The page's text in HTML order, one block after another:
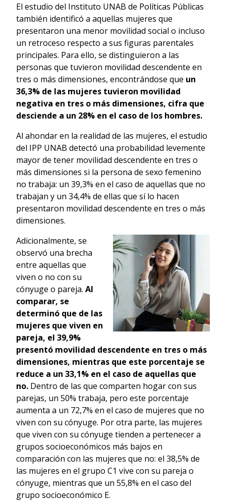
El estudio del Instituto UNAB de Políticas Públicas
también identificó a aquellas mujeres que
presentaron una menor movilidad social o incluso
un retroceso respecto a sus figuras parentales
principales. Para ello, se distinguieron a las
personas que tuvieron movilidad descendente en
tres o más dimensiones, encontrándose que un
36,3% de las mujeres tuvieron movilidad
negativa en tres o más dimensiones, cifra que
desciende a un 28% en el caso de los hombres.
Al ahondar en la realidad de las mujeres, el estudio
del IPP UNAB detectó una probabilidad levemente
mayor de tener movilidad descendente en tres o
más dimensiones si la persona de sexo femenino
no trabaja: un 39,3% en el caso de aquellas que no
trabajan y un 34,4% de ellas que sí lo hacen
presentaron movilidad descendente en tres o más
dimensiones.
Adicionalmente, se
observó una brecha
entre aquellas que
viven o no con su
cónyuge o pareja. Al
comparar, se
determinó que de las
mujeres que viven en
pareja, el 39,9%
presentó movilidad descendente en tres o más
dimensiones, mientras que este porcentaje se
reduce a un 33,1% en el caso de aquellas que
no. Dentro de las que comparten hogar con sus
parejas, un 50% trabaja, pero este porcentaje
aumenta a un 72,7% en el caso de mujeres que no
viven con su cónyuge. Por otra parte, las mujeres
que viven con su cónyuge tienden a pertenecer a
grupos socioeconómicos más bajos en
comparación con las mujeres que no: el 38,5% de
las mujeres en el grupo C1 vive con su pareja o
cónyuge, mientras que un 55,8% en el caso del
grupo socioeconómico E.